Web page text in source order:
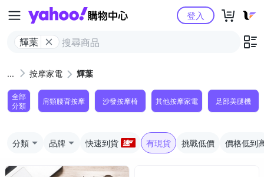
Yahoo購物中心
輝葉
登入
按摩家電 輝葉
全部
分類
肩頸腰背按摩 沙發按摩椅 其他按摩家電 足部美腿機
分類 品牌 快速到貨 有現貨 挑戰低價 價格低到